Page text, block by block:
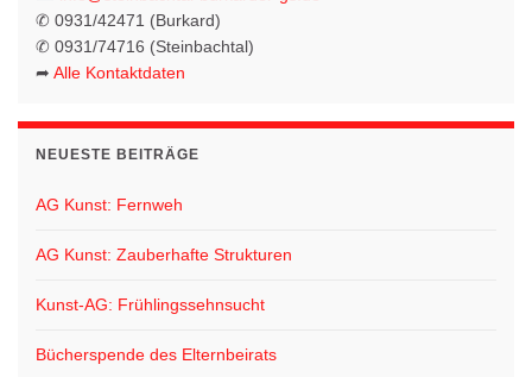
✆ 0931/42471 (Burkard)
✆ 0931/74716 (Steinbachtal)
➦ Alle Kontaktdaten
NEUESTE BEITRÄGE
AG Kunst: Fernweh
AG Kunst: Zauberhafte Strukturen
Kunst-AG: Frühlingssehnsucht
Bücherspende des Elternbeirats